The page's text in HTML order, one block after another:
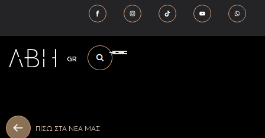
GR
ΠΙΣΩ ΣΤΑ ΝΕΑ ΜΑΣ